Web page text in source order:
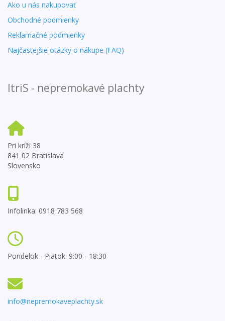
Ako u nás nakupovať
Obchodné podmienky
Reklamačné podmienky
Najčastejšie otázky o nákupe (FAQ)
ItriS - nepremokavé plachty
Pri kríži 38
841 02 Bratislava
Slovensko
Infolinka: 0918 783 568
Pondelok - Piatok: 9:00 - 18:30
info@nepremokaveplachty.sk